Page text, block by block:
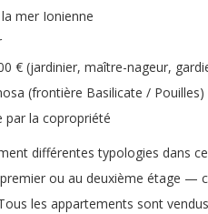
mer Ionienne
€ (jardinier, maître-nageur,
(frontière Basilicate / Pouilles)
par la copropriété
différentes typologies dans
ou au deuxième étage —
les appartements sont